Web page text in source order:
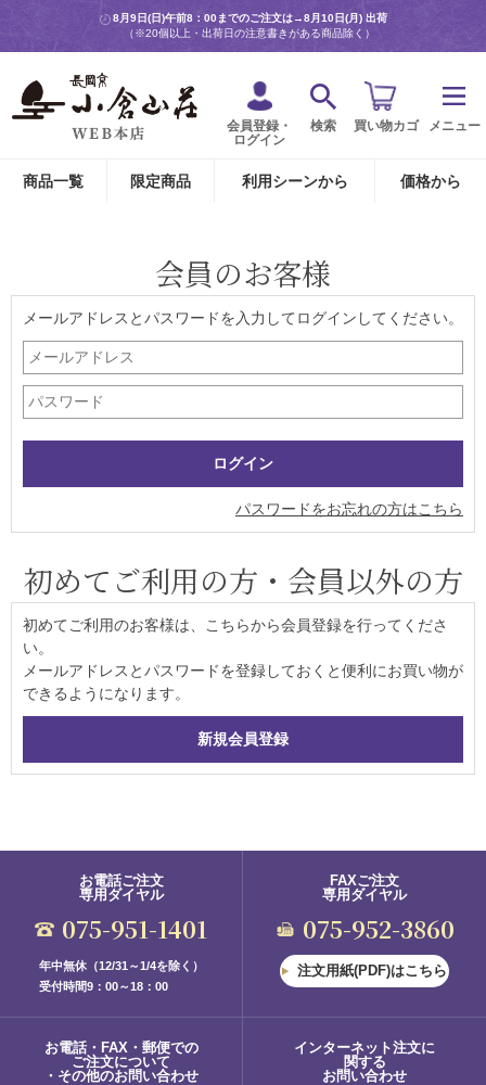
8月9日(日)午前8：00までのご注文は→8月10日(月) 出荷
（※20個以上・出荷日の注意書きがある商品除く）
会員登録・
ログイン
検索 買い物カゴ メニュー
商品一覧 限定商品 利用シーンから 価格から
会員のお客様
メールアドレスとパスワードを入力してログインしてください。
パスワードをお忘れの方はこちら
初めてご利用の方・会員以外の方
初めてご利用のお客様は、こちらから会員登録を行ってくださ
い。
メールアドレスとパスワードを登録しておくと便利にお買い物が
できるようになります。
お電話ご注文
専用ダイヤル
075-951-1401
年中無休（12/31～1/4を除く）
受付時間9：00～18：00
FAXご注文
専用ダイヤル
075-952-3860
注文用紙(PDF)はこちら
お電話・FAX・郵便での
ご注文について
・その他のお問い合わせ
インターネット注文に
関する
お問い合わせ